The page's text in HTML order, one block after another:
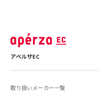
アペルザEC
取り扱いメーカー一覧